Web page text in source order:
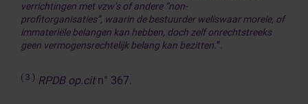
verrichtingen met vzw’s of andere “non-
profitorganisaties”, waarin de bestuurder weliswaar morele, of
immateriële belangen kan hebben, doch zelf onrechtstreeks
geen vermogensrechtelijk belang kan bezitten. ”.
( 3 ) RPDB op.cit n° 367.